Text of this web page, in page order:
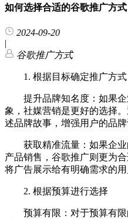
如何选择合适的谷歌推广方式
2024-09-20
|
谷歌推广方式
1. 根据目标确定推广方式
提升品牌知名度：如果企
象，社媒营销是更好的选择
述品牌故事，增强用户的品牌
获取精准流量：如果企业
产品销售，谷歌推广则更为
将广告展示给有明确需求的用
2. 根据预算进行选择
预算有限：对于预算有限